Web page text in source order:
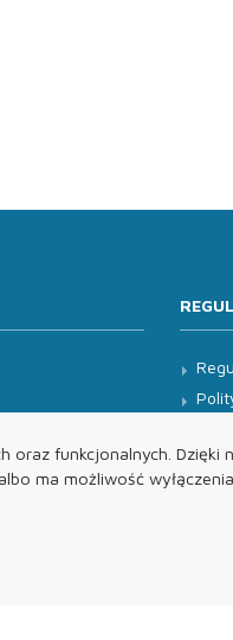
funkcjonalnych. Dzięki
ma możliwość